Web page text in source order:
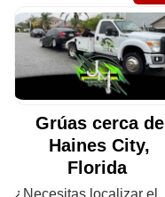
Grúas cerca de
Haines City,
Florida